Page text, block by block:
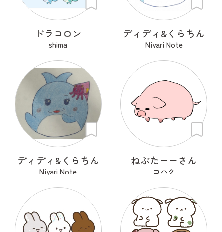
ドラコロン
shima
ディディ&くらちん
Niyari Note
ディディ&くらちん
Niyari Note
ねぶたーーさん
コハク